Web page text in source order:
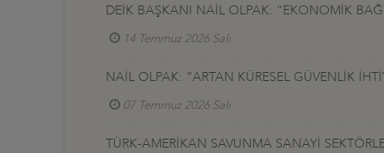
DEİK BAŞKANI NAİL OLPAK: “EKONOMİK
14 Temmuz 2026 Salı
NAİL OLPAK: “ARTAN KÜRESEL GÜVENLİK
07 Temmuz 2026 Salı
TÜRK-AMERİKAN SAVUNMA SANAYİ